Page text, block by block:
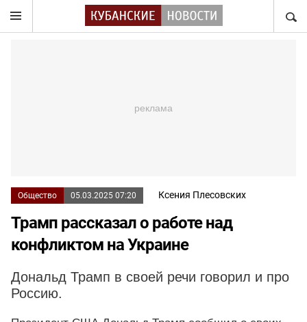
Общество 05.03.2025 07:20 Ксения Плесовских
Трамп рассказал о работе над
конфликтом на Украине
Дональд Трамп в своей речи говорил и про
Россию.